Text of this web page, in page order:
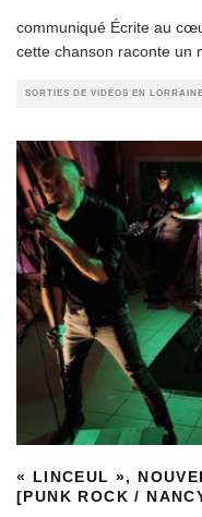
communiqué Écrite au
cette chanson raconte un
SORTIES DE VIDÉOS EN LORRAINE
« LINCEUL »,
[PUNK ROCK /